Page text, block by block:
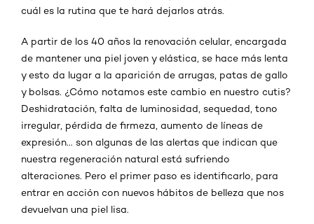
cuál es la rutina que te hará dejarlos atrás.
A partir de los 40 años la renovación celular, encargada
de mantener una piel joven y elástica, se hace más lenta
y esto da lugar a la aparición de arrugas, patas de gallo
y bolsas. ¿Cómo notamos este cambio en nuestro cutis?
Deshidratación, falta de luminosidad, sequedad, tono
irregular, pérdida de firmeza, aumento de líneas de
expresión... son algunas de las alertas que indican que
nuestra regeneración natural está sufriendo
alteraciones. Pero el primer paso es identificarlo, para
entrar en acción con nuevos hábitos de belleza que nos
devuelvan una piel lisa.